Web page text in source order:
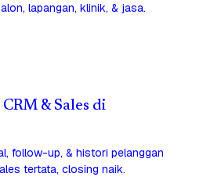
lapangan, klinik, & jasa.
& Sales di
follow-up, & histori pelanggan
tertata, closing naik.